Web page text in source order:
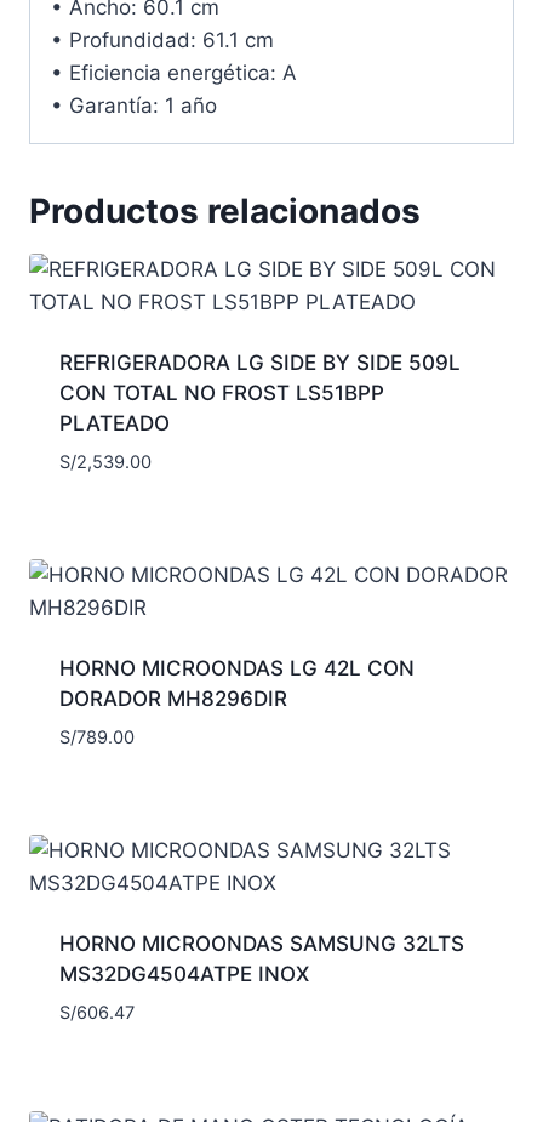
• Ancho: 60.1 cm
• Profundidad: 61.1 cm
• Eficiencia energética: A
• Garantía: 1 año
Productos relacionados
REFRIGERADORA LG SIDE BY SIDE 509L
CON TOTAL NO FROST LS51BPP
PLATEADO
S/2,539.00
HORNO MICROONDAS LG 42L CON
DORADOR MH8296DIR
S/789.00
HORNO MICROONDAS SAMSUNG 32LTS
MS32DG4504ATPE INOX
S/606.47